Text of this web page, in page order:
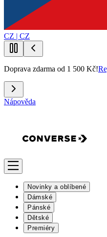
CZ | CZ
Doprava zdarma od 1 500 Kč!
Nápověda
Novinky a oblíbené
Dámské
Pánské
Dětské
Premiéry